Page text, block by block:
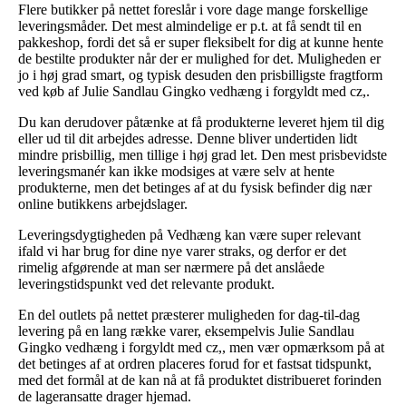
Flere butikker på nettet foreslår i vore dage mange forskellige
leveringsmåder. Det mest almindelige er p.t. at få sendt til en
pakkeshop, fordi det så er super fleksibelt for dig at kunne hente
de bestilte produkter når der er mulighed for det. Muligheden er
jo i høj grad smart, og typisk desuden den prisbilligste fragtform
ved køb af Julie Sandlau Gingko vedhæng i forgyldt med cz,.
Du kan derudover påtænke at få produkterne leveret hjem til dig
eller ud til dit arbejdes adresse. Denne bliver undertiden lidt
mindre prisbillig, men tillige i høj grad let. Den mest prisbevidste
leveringsmanér kan ikke modsiges at være selv at hente
produkterne, men det betinges af at du fysisk befinder dig nær
online butikkens arbejdslager.
Leveringsdygtigheden på Vedhæng kan være super relevant
ifald vi har brug for dine nye varer straks, og derfor er det
rimelig afgørende at man ser nærmere på det anslåede
leveringstidspunkt ved det relevante produkt.
En del outlets på nettet præsterer muligheden for dag-til-dag
levering på en lang række varer, eksempelvis Julie Sandlau
Gingko vedhæng i forgyldt med cz,, men vær opmærksom på at
det betinges af at ordren placeres forud for et fastsat tidspunkt,
med det formål at de kan nå at få produktet distribueret forinden
de lageransatte drager hjemad.